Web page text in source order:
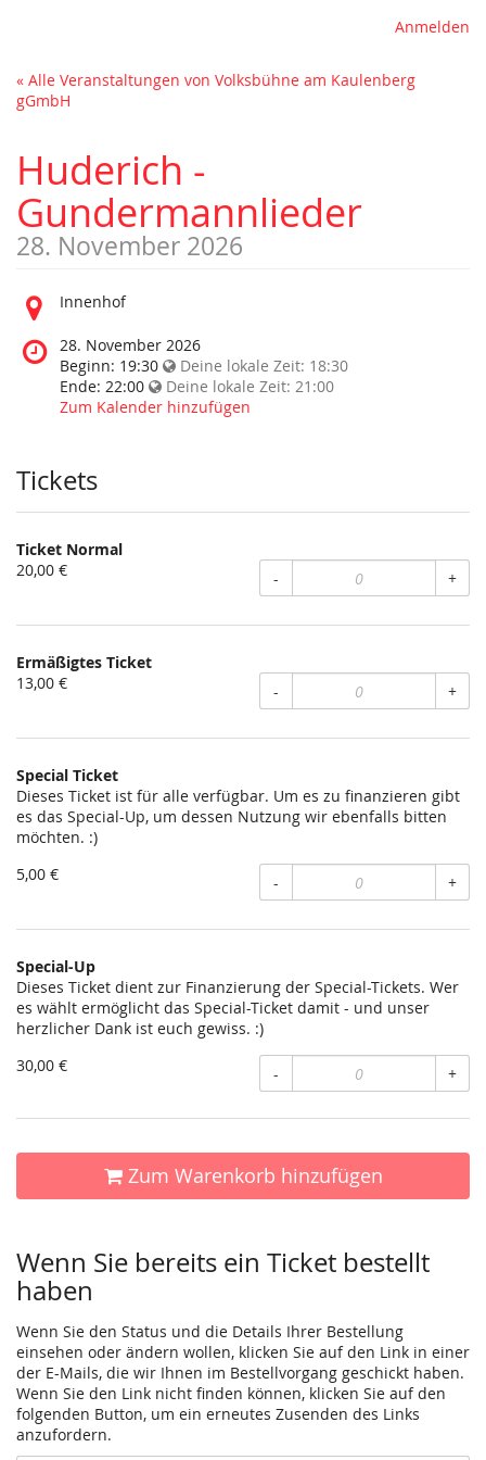
Anmelden
« Alle Veranstaltungen von Volksbühne am Kaulenberg
gGmbH
Huderich -
Gundermannlieder
28. November 2026
Wo
diese
Veranstaltung
statt?
Innenhof
Wann
findet
diese
Veranstaltung
28. November 2026
Beginn: 19:30 Deine lokale Zeit: 18:30
Ende: 22:00 Deine lokale Zeit: 21:00
Zum Kalender hinzufügen
Tickets
Ticket Normal
20,00 €
- +
Ermäßigtes Ticket
13,00 €
- +
Special Ticket
Dieses Ticket ist für alle verfügbar. Um es zu finanzieren gibt
es das Special-Up, um dessen Nutzung wir ebenfalls bitten
möchten. :)
5,00 €
- +
Special-Up
Dieses Ticket dient zur Finanzierung der Special-Tickets. Wer
es wählt ermöglicht das Special-Ticket damit - und unser
herzlicher Dank ist euch gewiss. :)
30,00 €
- +
Zum Warenkorb hinzufügen
Wenn Sie bereits ein Ticket bestellt
haben
Wenn Sie den Status und die Details Ihrer Bestellung
einsehen oder ändern wollen, klicken Sie auf den Link in einer
der E-Mails, die wir Ihnen im Bestellvorgang geschickt haben.
Wenn Sie den Link nicht finden können, klicken Sie auf den
folgenden Button, um ein erneutes Zusenden des Links
anzufordern.